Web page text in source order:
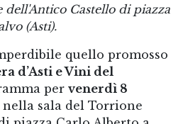
dell'Antico Castello di piazza
(Asti).
quello promosso
d’Asti e Vini del
per venerdì 8
nella sala del Torrione